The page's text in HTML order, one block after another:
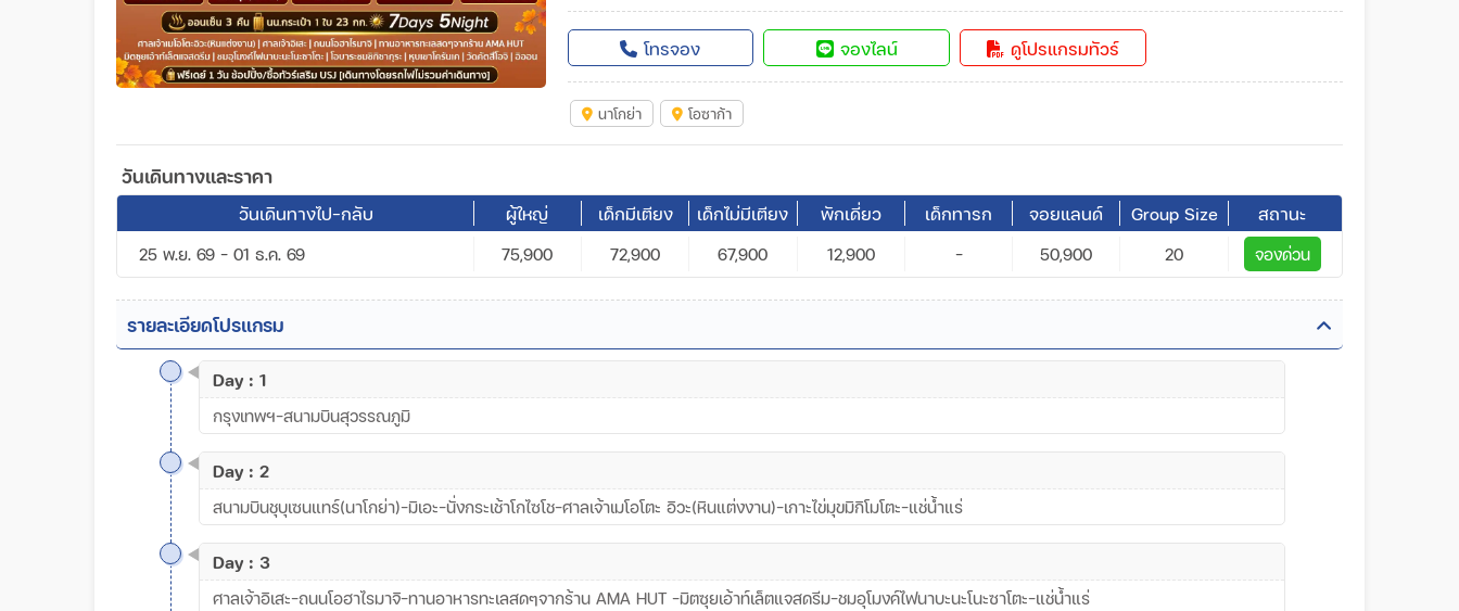
โทรจอง จองไลน์ ดูโปรแกรมทัวร์
นาโกย่า โอซาก้า
วันเดินทางและราคา
วันเดินทางไป-กลับ ผู้ใหญ่ เด็กมีเตียง เด็กไม่มีเตียง พักเดี่ยว เด็กทารก จอยแลนด์ Group Size สถานะ
25 พ.ย. 69 - 01 ธ.ค. 69 75,900 72,900 67,900 12,900 - 50,900 20 จองด่วน
รายละเอียดโปรแกรม
Day : 1
กรุงเทพฯ-สนามบินสุวรรณภูมิ
Day : 2
สนามบินชุบุเซนแทร์(นาโกย่า)-มิเอะ-นั่งกระเช้าโกไซโช-ศาลเจ้าเมโอโตะ อิวะ(หินแต่งงาน)-เกาะไข่มุขมิกิโมโตะ-แช่น้ำแร่
Day : 3
ศาลเจ้าอิเสะ-ถนนโอฮาไรมาจิ-ทานอาหารทะเลสดๆจากร้าน AMA HUT -มิตซุยเอ้าท์เล็ตแจสดรีม-ชมอุโมงค์ไฟนาบะนะโนะซาโตะ-แช่น้ำแร่